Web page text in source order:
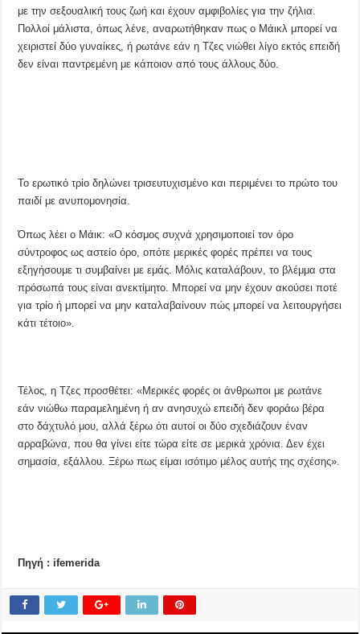
με την σεξουαλική τους ζωή και έχουν αμφιβολίες για την ζήλια.
Πολλοί μάλιστα, όπως λένε, αναρωτήθηκαν πως ο Μάικλ μπορεί να
χειριστεί δύο γυναίκες, ή ρωτάνε εάν η Τζες νιώθει λίγο εκτός επειδή
δεν είναι παντρεμένη με κάποιον από τους άλλους δύο.
Το ερωτικό τρίο δηλώνει τρισευτυχισμένο και περιμένει το πρώτο του
παιδί με ανυπομονησία.
Όπως λέει ο Μάικ: «Ο κόσμος συχνά χρησιμοποιεί τον όρο
σύντροφος ως αστείο όρο, οπότε μερικές φορές πρέπει να τους
εξηγήσουμε τι συμβαίνει με εμάς. Μόλις καταλάβουν, το βλέμμα στα
πρόσωπά τους είναι ανεκτίμητο. Μπορεί να μην έχουν ακούσει ποτέ
για τρίο ή μπορεί να μην καταλαβαίνουν πώς μπορεί να λειτουργήσει
κάτι τέτοιο».
Τέλος, η Τζες προσθέτει: «Μερικές φορές οι άνθρωποι με ρωτάνε
εάν νιώθω παραμελημένη ή αν ανησυχώ επειδή δεν φοράω βέρα
στο δάχτυλό μου, αλλά ξέρω ότι αυτοί οι δύο σχεδιάζουν έναν
αρραβώνα, που θα γίνει είτε τώρα είτε σε μερικά χρόνια. Δεν έχει
σημασία, εξάλλου. Ξέρω πως είμαι ισότιμο μέλος αυτής της σχέσης».
Πηγή : ifemerida